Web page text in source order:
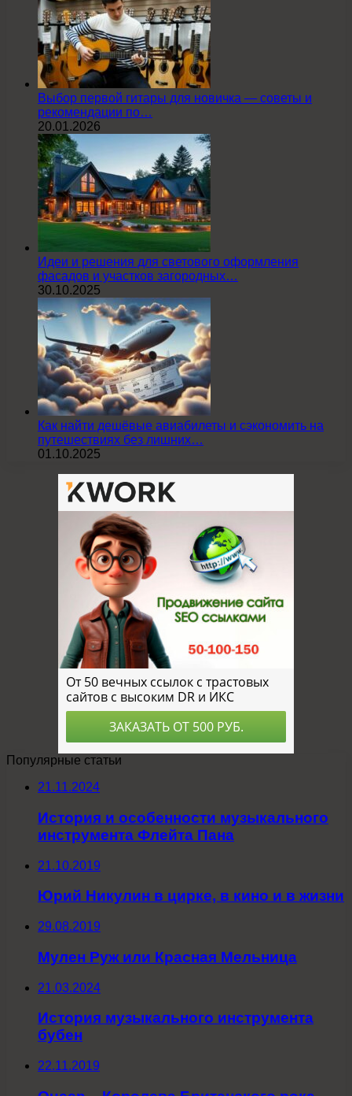
Выбор первой гитары для новичка — советы и
рекомендации по…
20.01.2026
Идеи и решения для светового оформления
фасадов и участков загородных…
30.10.2025
Как найти дешёвые авиабилеты и сэкономить на
путешествиях без лишних…
01.10.2025
Популярные статьи
21.11.2024
История и особенности музыкального
инструмента Флейта Пана
21.10.2019
Юрий Никулин в цирке, в кино и в жизни
29.08.2019
Мулен Руж или Красная Мельница
21.03.2024
История музыкального инструмента
бубен
22.11.2019